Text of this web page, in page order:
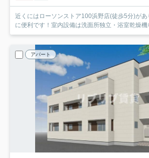
近くにはローソンストア100浜野店(徒歩5分)が
に便利です！室内設備は洗面所独立・浴室乾燥機
アパート